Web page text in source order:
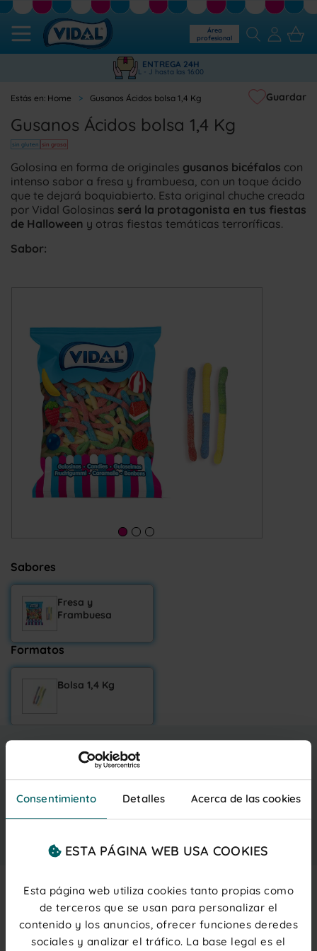
Consentimiento Detalles Acerca de las cookies
ESTA PÁGINA WEB USA COOKIES
Esta página web utiliza cookies tanto propias como
de terceros que se usan para personalizar el
contenido y los anuncios, ofrecer funciones deredes
sociales y analizar el tráfico. La base legal es el
Área
profesional
ENTREGA 24H
L - J hasta las 16:00
Home Gusanos Ácidos bolsa 1,4 Kg
Gusanos Ácidos bolsa 1,4 Kg
sin gluten sin grasa
Guardar
Golosina en forma de originales gusanos bicéfalos con
intenso sabor a fresa y frambuesa, con un toque ácido
que te dejará boquiabierto. Esta original chuche creada
por Vidal Golosinas será la protagonista en tus fiestas
de Halloween y otras fiestas temáticas terroríficas.
Sabor:
Sabores
Fresa y
Frambuesa
Formatos
Bolsa 1,4 Kg
12,69 € IVA inc.
Entrega gratis
PRECIOS PARA PROFESIONALES Regístrateoinicia sesión
Description
Golosina en forma de originales gusanos bicéfaloscon